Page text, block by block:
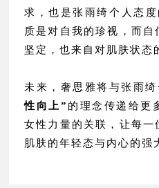
求，也是张雨绮个人态
质是对自我的珍视，而
坚定，也来自对肌肤状态
未来，奢思雅将与张雨绮
性向上” 的理念传递给更
女性力量的关联，让每一
肌肤的年轻态与内心的强